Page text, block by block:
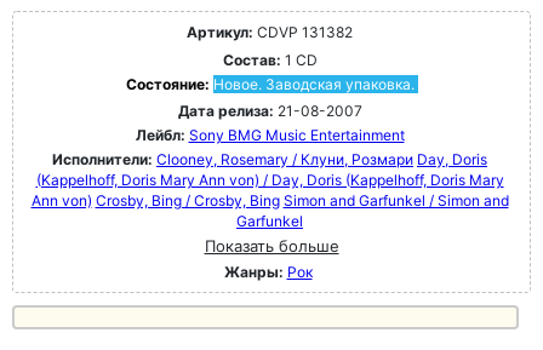
Артикул: CDVP 131382
Состав: 1 CD
Состояние: Новое. Заводская упаковка.
Дата релиза: 21-08-2007
Лейбл: Sony BMG Music Entertainment
Исполнители: Clooney, Rosemary / Клуни, Розмари Day, Doris
(Kappelhoff, Doris Mary Ann von) / Day, Doris (Kappelhoff, Doris Mary
Ann von) Crosby, Bing / Crosby, Bing Simon and Garfunkel / Simon and
Garfunkel
Показать больше
Жанры: Рок